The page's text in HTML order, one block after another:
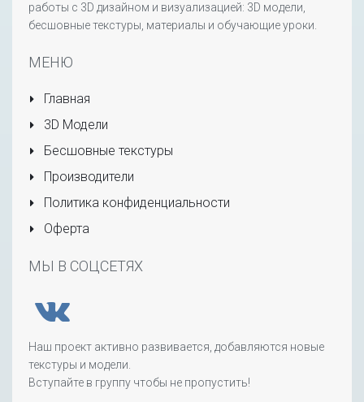
работы с 3D дизайном и визуализацией: 3D модели,
бесшовные текстуры, материалы и обучающие уроки.
МЕНЮ
Главная
3D Модели
Бесшовные текстуры
Производители
Политика конфиденциальности
Оферта
МЫ В СОЦСЕТЯХ
Наш проект активно развивается, добавляются новые
текстуры и модели.
Вступайте в группу чтобы не пропустить!